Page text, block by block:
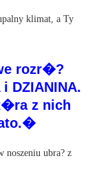
klimat, a Ty
rozr�?
DZIANINA.
z nich
noszeniu ubra? z